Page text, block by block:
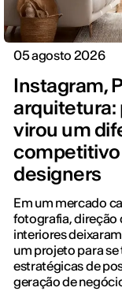
05 agosto 2026
Instagram,
arquitetura:
virou um
designers
Em um mercado
fotografia, direção
interiores
um projeto para
estratégicas de
geração de